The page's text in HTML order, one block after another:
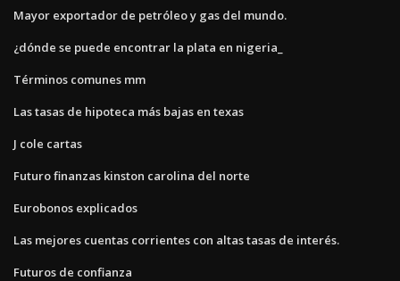
Mayor exportador de petróleo y gas del mundo.
¿dónde se puede encontrar la plata en nigeria_
Términos comunes mm
Las tasas de hipoteca más bajas en texas
J cole cartas
Futuro finanzas kinston carolina del norte
Eurobonos explicados
Las mejores cuentas corrientes con altas tasas de interés.
Futuros de confianza